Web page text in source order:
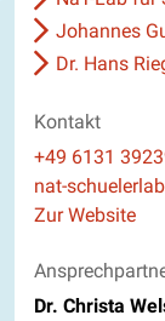
Johannes
Dr. Hans
Kontakt
Telefon
+49 6131
E-Mail
nat-
Website
Zur Website
Dr. Christa